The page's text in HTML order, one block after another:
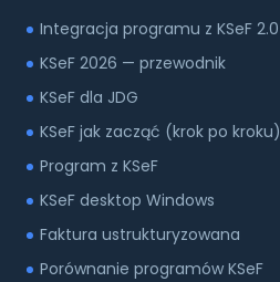
Integracja programu z KSeF 2.0
KSeF 2026 — przewodnik
KSeF dla JDG
KSeF jak zacząć (krok po kroku)
Program z KSeF
KSeF desktop Windows
Faktura ustrukturyzowana
Porównanie programów KSeF